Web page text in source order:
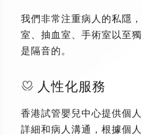
我們非常注重病人的私隱
室、抽血室、手術室以至
是隔音的。
人性化服務
香港試管嬰兒中心提供個
詳細和病人溝通，根據個